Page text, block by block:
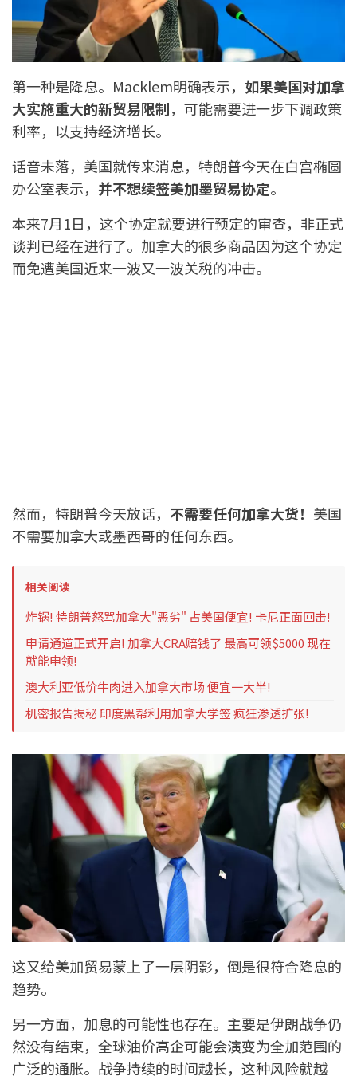
第一种是降息。Macklem明确表示， 如果美国对加拿
大实施重大的新贸易限制，可能需要进一步下调政策
利率，以支持经济增长。
话音未落，美国就传来消息，特朗普今天在白宫椭圆
办公室表示， 并不想续签美加墨贸易协定。
本来7月1日，这个协定就要进行预定的审查，非正式
谈判已经在进行了。加拿大的很多商品因为这个协定
而免遭美国近来一波又一波关税的冲击。
然而，特朗普今天放话， 不需要任何加拿大货！ 美国
不需要加拿大或墨西哥的任何东西。
相关阅读
炸锅! 特朗普怒骂加拿大"恶劣" 占美国便宜! 卡尼正面回击!
申请通道正式开启! 加拿大CRA赔钱了 最高可领$5000 现在
就能申领!
澳大利亚低价牛肉进入加拿大市场 便宜一大半!
机密报告揭秘 印度黑帮利用加拿大学签 疯狂渗透扩张!
这又给美加贸易蒙上了一层阴影，倒是很符合降息的
趋势。
另一方面，加息的可能性也存在。主要是伊朗战争仍
然没有结束，全球油价高企可能会演变为全加范围的
广泛的通胀。战争持续的时间越长，这种风险就越